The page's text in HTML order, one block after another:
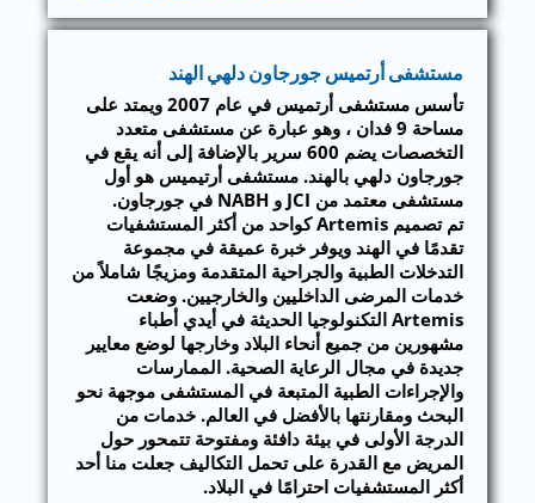
مستشفى أرتميس جورجاون دلهي الهند
تأسس مستشفى أرتميس في عام 2007 ويمتد على
مساحة 9 فدان ، وهو عبارة عن مستشفى متعدد
التخصصات يضم 600 سرير بالإضافة إلى أنه يقع في
جورجاون دلهي بالهند. مستشفى أرتيميس هو أول
مستشفى معتمد من JCI و NABH في جورجاون.
تم تصميم Artemis كواحد من أكثر المستشفيات
تقدمًا في الهند ويوفر خبرة عميقة في مجموعة
التدخلات الطبية والجراحية المتقدمة ومزيجًا شاملاً من
خدمات المرضى الداخليين والخارجيين. وضعت
Artemis التكنولوجيا الحديثة في أيدي أطباء
مشهورين من جميع أنحاء البلاد وخارجها لوضع معايير
جديدة في مجال الرعاية الصحية. الممارسات
والإجراءات الطبية المتبعة في المستشفى موجهة نحو
البحث ومقارنتها بالأفضل في العالم. خدمات من
الدرجة الأولى في بيئة دافئة ومفتوحة تتمحور حول
المريض مع القدرة على تحمل التكاليف جعلت منا أحد
أكثر المستشفيات احترامًا في البلاد.